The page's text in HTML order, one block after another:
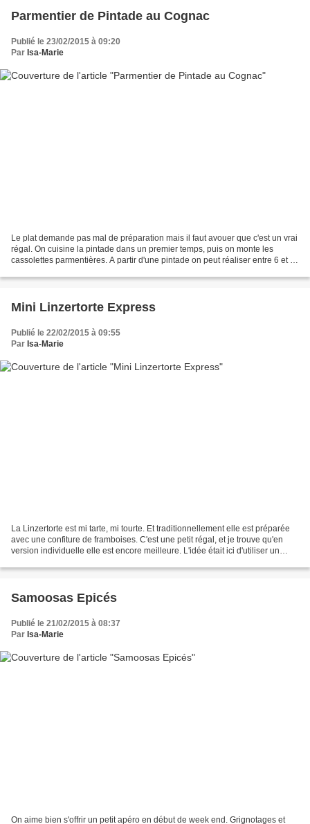
Parmentier de Pintade au Cognac
Publié le 23/02/2015 à 09:20
Par Isa-Marie
Le plat demande pas mal de préparation mais il faut avouer que c'est un vrai
régal. On cuisine la pintade dans un premier temps, puis on monte les
cassolettes parmentières. A partir d'une pintade on peut réaliser entre 6 et 8
Mini Linzertorte Express
Publié le 22/02/2015 à 09:55
Par Isa-Marie
La Linzertorte est mi tarte, mi tourte. Et traditionnellement elle est préparée
avec une confiture de framboises. C'est une petit régal, et je trouve qu'en
version individuelle elle est encore meilleure. L'idée était ici d'utiliser un
Samoosas Epicés
Publié le 21/02/2015 à 08:37
Par Isa-Marie
On aime bien s'offrir un petit apéro en début de week end. Grignotages et